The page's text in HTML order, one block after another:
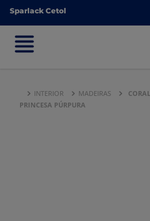
Sparlack Cetol
Sparlack Cetol
INTERIOR MADEIRAS
PRINCESA PÚRPURA